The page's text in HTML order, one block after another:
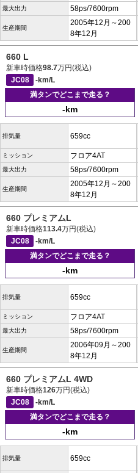
最大出力 58ps/7600rpm
生産期間
2005年12月～200
8年12月
660 L
新車時価格98.7万円(税込)
JC08
-km/L
満タンでどこまで走る？
-km
排気量 659cc
ミッション フロア4AT
最大出力 58ps/7600rpm
生産期間
2005年12月～200
8年12月
660 プレミアムL
新車時価格113.4万円(税込)
JC08
-km/L
満タンでどこまで走る？
-km
排気量 659cc
ミッション フロア4AT
最大出力 58ps/7600rpm
生産期間
2006年09月～200
8年12月
660 プレミアムL 4WD
新車時価格126万円(税込)
JC08
-km/L
満タンでどこまで走る？
-km
排気量 659cc